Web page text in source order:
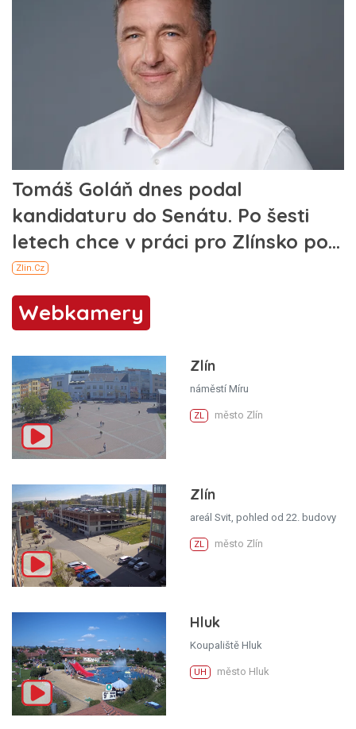
Webkamery
Zlín
náměstí Míru
ZL město Zlín
Zlín
areál Svit, pohled od 22. budovy
ZL město Zlín
Hluk
Koupaliště Hluk
UH město Hluk